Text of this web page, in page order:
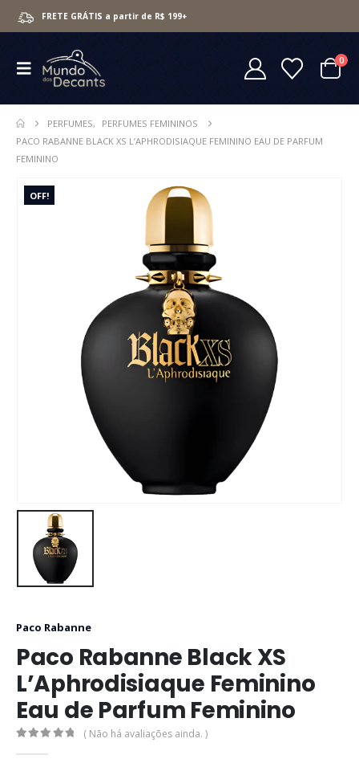
FRETE GRÁTIS a partir de R$ 199+
0
PERFUMES,
PERFUMES FEMININOS
PACO RABANNE BLACK XS L’APHRODISIAQUE FEMININO EAU DE PARFUM
FEMININO
OFF!
Paco Rabanne
Paco Rabanne Black XS
L’Aphrodisiaque Feminino
Eau de Parfum Feminino
( Não há avaliações ainda. )